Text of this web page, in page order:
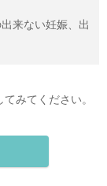
来ない妊娠、出
みてください。